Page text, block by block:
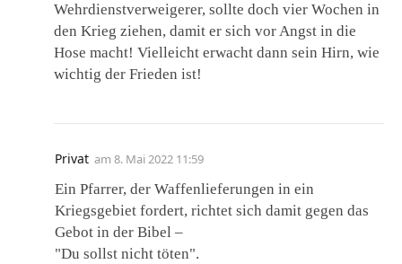
Wehrdienstverweigerer, sollte doch vier Wochen in
den Krieg ziehen, damit er sich vor Angst in die
Hose macht! Vielleicht erwacht dann sein Hirn, wie
wichtig der Frieden ist!
Privat am 8. Mai 2022 11:59
Ein Pfarrer, der Waffenlieferungen in ein
Kriegsgebiet fordert, richtet sich damit gegen das
Gebot in der Bibel –
"Du sollst nicht töten".